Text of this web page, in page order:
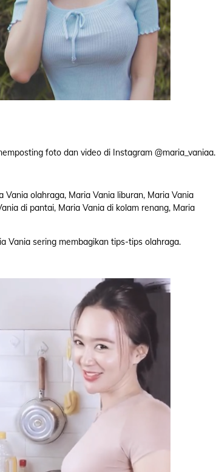
foto dan video di Instagram @maria_vaniaa.
olahraga, Maria Vania liburan, Maria Vania
di pantai, Maria Vania di kolam renang, Maria
Vania sering membagikan tips-tips olahraga.